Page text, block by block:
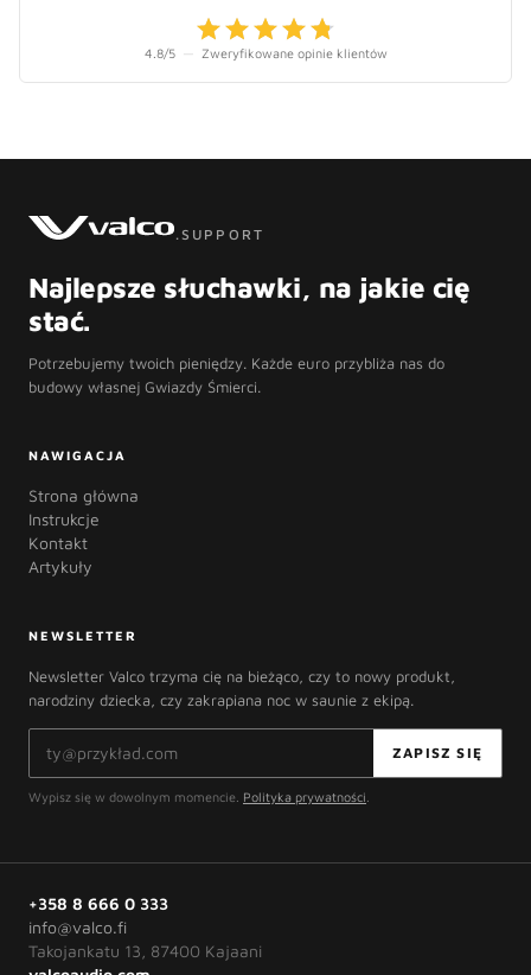
4.8/5 — Zweryfikowane opinie klientów
.SUPPORT
Najlepsze słuchawki, na jakie cię
stać.
Potrzebujemy twoich pieniędzy. Każde euro przybliża nas do
budowy własnej Gwiazdy Śmierci.
NAWIGACJA
Strona główna
Instrukcje
Kontakt
Artykuły
NEWSLETTER
Newsletter Valco trzyma cię na bieżąco, czy to nowy produkt,
narodziny dziecka, czy zakrapiana noc w saunie z ekipą.
Adres e-mail ZAPISZ SIĘ
Wypisz się w dowolnym momencie. Polityka prywatności
+358 8 666 0 333
info@valco.fi
Takojankatu 13, 87400 Kajaani